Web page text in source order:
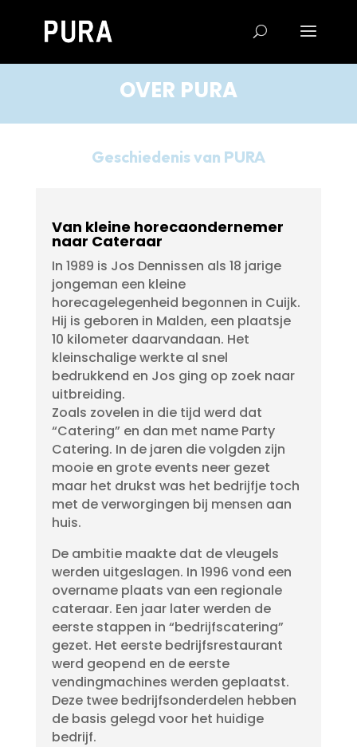
OVER PURA
Geschiedenis van PURA
Van kleine horecaondernemer
naar Cateraar
In 1989 is Jos Dennissen als 18 jarige
jongeman een kleine
horecagelegenheid begonnen in Cuijk.
Hij is geboren in Malden, een plaatsje
10 kilometer daarvandaan. Het
kleinschalige werkte al snel
bedrukkend en Jos ging op zoek naar
uitbreiding.
Zoals zovelen in die tijd werd dat
“Catering” en dan met name Party
Catering. In de jaren die volgden zijn
mooie en grote events neer gezet
maar het drukst was het bedrijfje toch
met de verworgingen bij mensen aan
huis.
De ambitie maakte dat de vleugels
werden uitgeslagen. In 1996 vond een
overname plaats van een regionale
cateraar. Een jaar later werden de
eerste stappen in “bedrijfscatering”
gezet. Het eerste bedrijfsrestaurant
werd geopend en de eerste
vendingmachines werden geplaatst.
Deze twee bedrijfsonderdelen hebben
de basis gelegd voor het huidige
bedrijf.